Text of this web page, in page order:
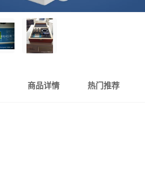
商品详情 热门推荐